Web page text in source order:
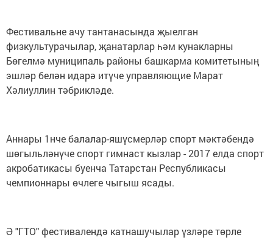
Фестивальне ачу тантанасында җыелган
физкультурачылар, җанатарлар һәм кунакларны
Бөгелмә муниципаль районы башкарма комитетының
эшләр белән идарә итүче управляющие Марат
Хәлиуллин тәбрикләде.
Аннары 1нче балалар-яшүсмерләр спорт мәктәбендә
шөгыльләнүче спорт гимнаст кызлар - 2017 елда спорт
акробатикасы буенча Татарстан Республикасы
чемпионнары өчлеге чыгыш ясады.
Ә "ГТО" фестивалендә катнашучылар үзләре төрле